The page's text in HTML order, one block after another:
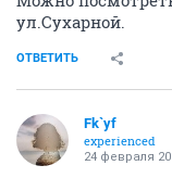
ул.Сухарной.
ОТВЕТИТЬ
Fk`yf
experienced
24 февраля